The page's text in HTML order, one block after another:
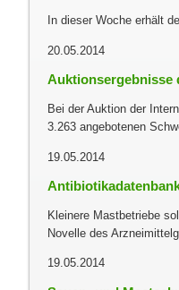
In dieser Woche erhält
20.05.2014
Auktionsergebnisse
Bei der Auktion der
3.263 angebotenen
19.05.2014
Kleinere Mastbetriebe
Novelle des
19.05.2014